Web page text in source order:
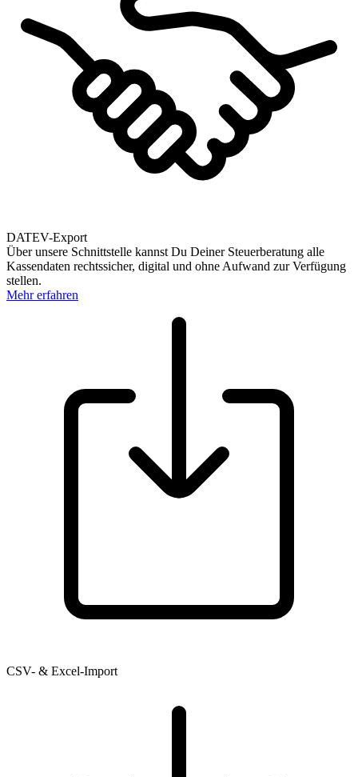
DATEV-Export
Über unsere Schnittstelle kannst Du Deiner Steuerberatung alle
Kassendaten rechtssicher, digital und ohne Aufwand zur Verfügung
stellen.
Mehr erfahren
CSV- & Excel-Import